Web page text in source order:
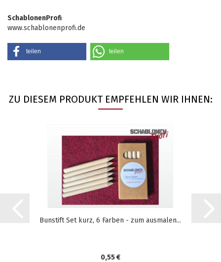
SchablonenProfi
www.schablonenprofi.de
teilen teilen
ZU DIESEM PRODUKT EMPFEHLEN WIR IHNEN:
Bunstift Set kurz, 6 Farben - zum ausmalen...
0,55 €